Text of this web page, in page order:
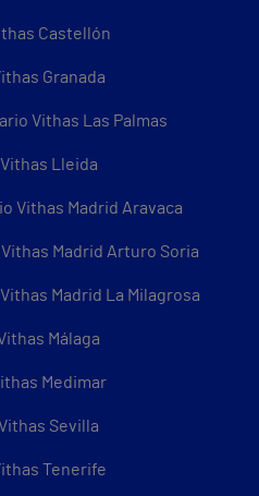
Castellón
Granada
Vithas Las Palmas
Lleida
Vithas Madrid Aravaca
Madrid Arturo Soria
Madrid La Milagrosa
Málaga
Medimar
Sevilla
Tenerife